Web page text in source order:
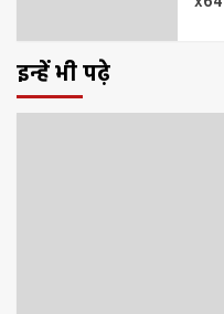
इन्हें भी पढ़े